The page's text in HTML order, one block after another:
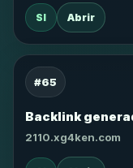
SI Abrir
#65
Backlink
2110.xg4ken.com